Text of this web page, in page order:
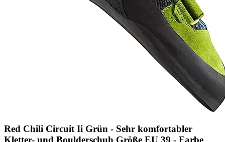
Red Chili Circuit Ii Grün - Sehr komfortabler
Kletter- und Boulderschuh Größe EU 39 - Farbe